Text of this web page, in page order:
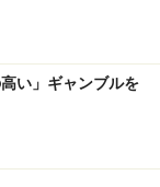
い」ギャンブルを